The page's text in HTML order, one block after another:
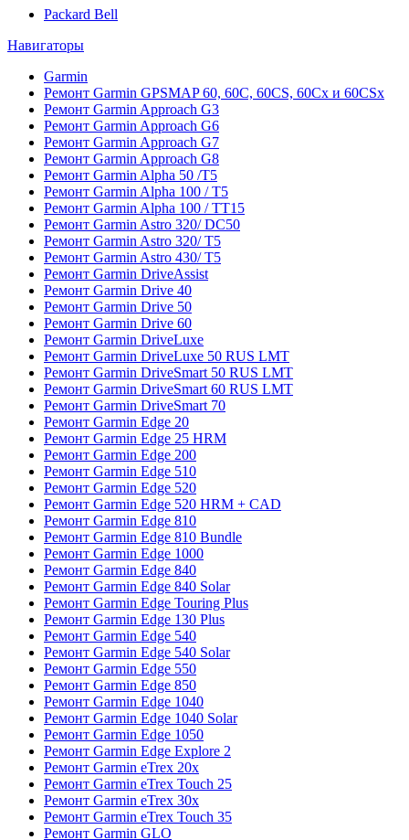
Packard Bell
Навигаторы
Garmin
Ремонт Garmin GPSMAP 60, 60C, 60CS, 60Cx и 60CSx
Ремонт Garmin Approach G3
Ремонт Garmin Approach G6
Ремонт Garmin Approach G7
Ремонт Garmin Approach G8
Ремонт Garmin Alpha 50 /T5
Ремонт Garmin Alpha 100 / T5
Ремонт Garmin Alpha 100 / TT15
Ремонт Garmin Astro 320/ DC50
Ремонт Garmin Astro 320/ T5
Ремонт Garmin Astro 430/ T5
Ремонт Garmin DriveAssist
Ремонт Garmin Drive 40
Ремонт Garmin Drive 50
Ремонт Garmin Drive 60
Ремонт Garmin DriveLuxe
Ремонт Garmin DriveLuxe 50 RUS LMT
Ремонт Garmin DriveSmart 50 RUS LMT
Ремонт Garmin DriveSmart 60 RUS LMT
Ремонт Garmin DriveSmart 70
Ремонт Garmin Edge 20
Ремонт Garmin Edge 25 HRM
Ремонт Garmin Edge 200
Ремонт Garmin Edge 510
Ремонт Garmin Edge 520
Ремонт Garmin Edge 520 HRM + CAD
Ремонт Garmin Edge 810
Ремонт Garmin Edge 810 Bundle
Ремонт Garmin Edge 1000
Ремонт Garmin Edge 840
Ремонт Garmin Edge 840 Solar
Ремонт Garmin Edge Touring Plus
Ремонт Garmin Edge 130 Plus
Ремонт Garmin Edge 540
Ремонт Garmin Edge 540 Solar
Ремонт Garmin Edge 550
Ремонт Garmin Edge 850
Ремонт Garmin Edge 1040
Ремонт Garmin Edge 1040 Solar
Ремонт Garmin Edge 1050
Ремонт Garmin Edge Explore 2
Ремонт Garmin eTrex 20x
Ремонт Garmin eTrex Touch 25
Ремонт Garmin eTrex 30x
Ремонт Garmin eTrex Touch 35
Ремонт Garmin GLO